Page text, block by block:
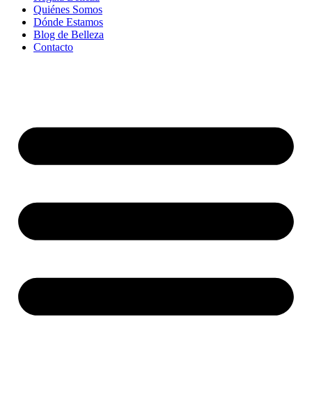
Quiénes Somos
Dónde Estamos
Blog de Belleza
Contacto